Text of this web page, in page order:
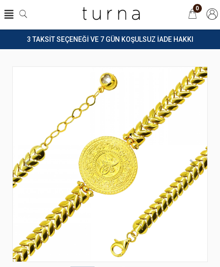
3 TAKSİT SEÇENEĞİ VE 7 GÜN KOŞULSUZ İADE HAKKI
0